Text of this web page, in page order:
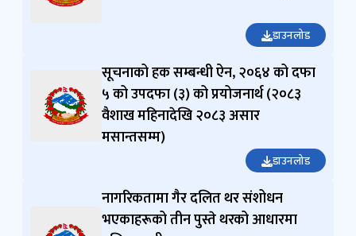
डाउनलोड
सूचनाको हक सम्बन्धी ऐन, २०६४ को दफा
५ को उपदफा (३) को प्रयोजनार्थ (२०८३
वैशाख महिनादेखि २०८३ असार
मसान्तसम्म)
डाउनलोड
नागरिकतामा गैर दलित थर संशोधन
भएकाहरूको तीन पुस्ते थरको आधारमा